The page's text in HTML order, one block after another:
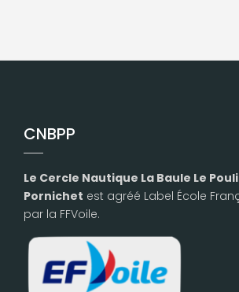
CNBPP
Le Cercle Nautique La Baule Le
Pornichet est agréé Label École
par la FFVoile.